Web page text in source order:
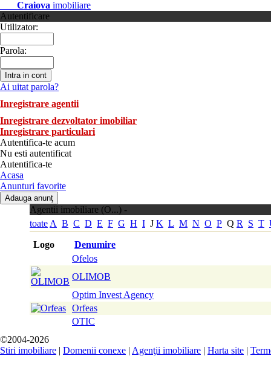
Craiova imobiliare
Autentificare
Utilizator:
Parola:
Ai uitat parola?
Inregistrare agentii
Inregistrare dezvoltator imobiliar
Inregistrare particulari
Autentifica-te acum
Nu esti autentificat
Autentifica-te
Acasa
Anunturi favorite
Agentii imobiliare (O...) -
toate A B C D E F G H I J K L M N O P Q R S T
Logo
Denumire
Ofelos
OLIMOB
Optim Invest Agency
Orfeas
OTIC
©2004-2026
Stiri imobiliare | Domenii conexe | Agenţii imobiliare | Harta site |